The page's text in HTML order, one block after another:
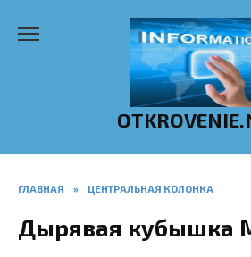
ГЛАВНАЯ » ЦЕНТРАЛЬНАЯ КОЛОНКА
Дырявая кубышка